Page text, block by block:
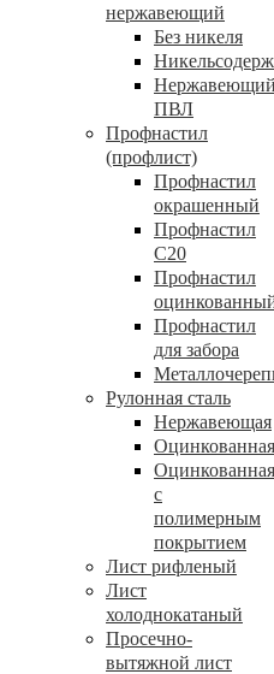
нержавеющий
Без никеля
Нержавеющий
ПВЛ
Профнастил
(профлист)
Профнастил
окрашенный
Профнастил
С20
Профнастил
Профнастил
для забора
Рулонная сталь
Нержавеющая
Оцинкованная
Оцинкованная
с
полимерным
покрытием
Лист рифленый
Лист
холоднокатаный
Просечно-
вытяжной лист